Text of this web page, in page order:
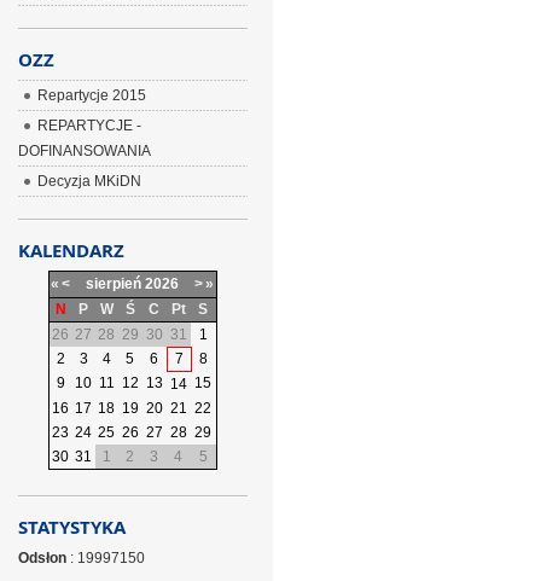
OZZ
Repartycje 2015
REPARTYCJE -
DOFINANSOWANIA
Decyzja MKiDN
KALENDARZ
« < sierpień 2026 >»
N
P W Ś C Pt
S
26 27 28 29 30 31
1
2
3 4 5 6 7
8
9
10 11 12 13 14 15
16 17 18 19 20 21 22
23 24 25 26 27 28 29
30 31 1 2 3 4 5
STATYSTYKA
Odsłon: 19997150